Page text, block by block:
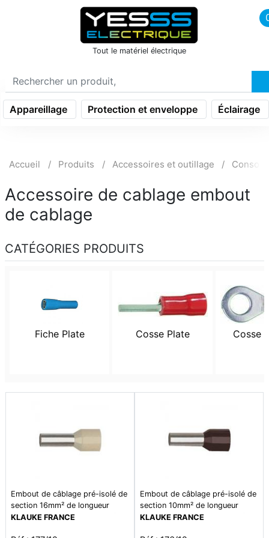
icon menu burger
Tout le matériel électrique
Appareillage Protection et enveloppe Éclairage
Accueil Produits Accessoires et outillage
Accessoire de cablage embout
de cablage
CATÉGORIES PRODUITS
Fiche Plate Cosse Plate Cosse
Embout de câblage pré-isolé de
section 16mm² de longueur
12mm. isolant en polypropylène
KLAUKE FRANCE
Embout de câblage pré-isolé de
section 10mm² de longueur
12mm. isolant en polypropylène
KLAUKE FRANCE